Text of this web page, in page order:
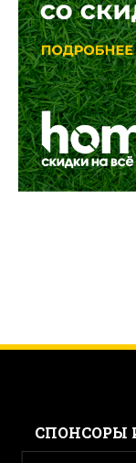
CПОНСОРЫ